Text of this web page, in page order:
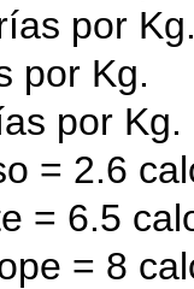
por
por Kg.
por Kg.
= 2.6
= 6.5
= 8